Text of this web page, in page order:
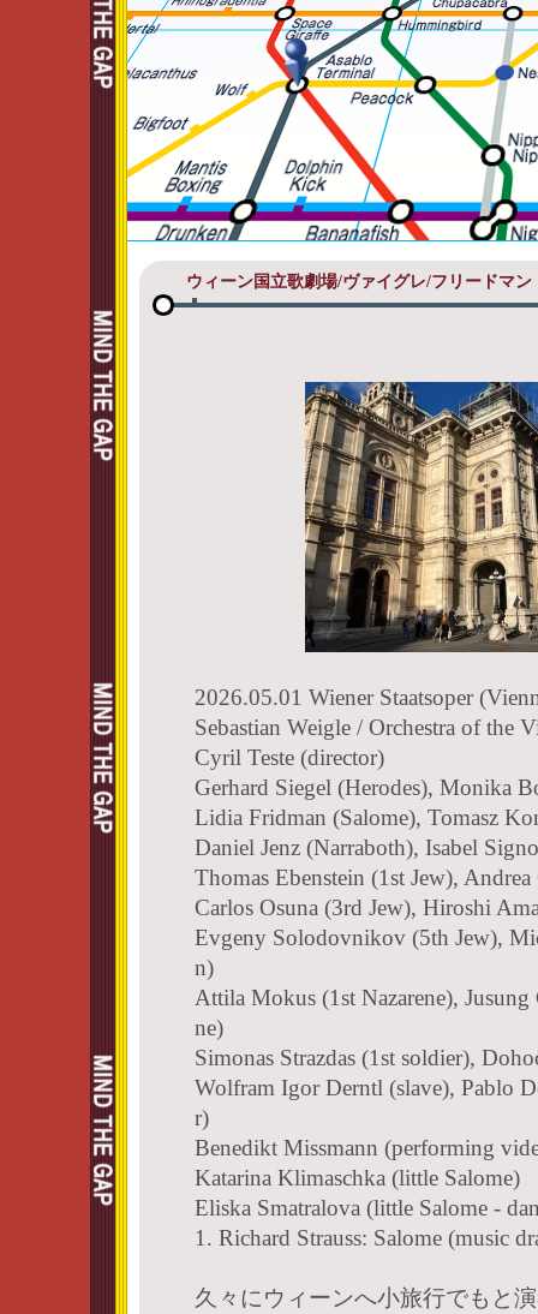
ウィーン国立歌劇場/ヴァイグレ/フリードマ
2026.05.01 Wiener Staatsoper
Sebastian Weigle / Orchestra of the
Cyril Teste (director)
Gerhard Siegel (Herodes), Monika
Lidia Fridman (Salome), Tomasz
Daniel Jenz (Narraboth), Isabel
Thomas Ebenstein (1st Jew),
Carlos Osuna (3rd Jew), Hiroshi
Evgeny Solodovnikov (5th Jew),
n)
Attila Mokus (1st Nazarene),
ne)
Simonas Strazdas (1st soldier),
Wolfram Igor Derntl (slave), Pablo
r)
Benedikt Missmann (performing
Katarina Klimaschka (little Salome)
Eliska Smatralova (little Salome -
1. Richard Strauss: Salome (music
久々にウィーンへ小旅行でもと